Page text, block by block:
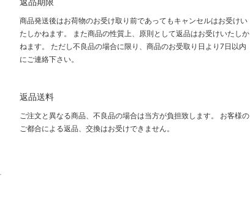
商品発送後はお荷物のお受け取り前であってもキャンセルはお受けい
たしかねます。 また商品の性質上、原則として返品はお受けいたしか
ねます。 ただし不良品の場合に限り、商品のお受取り日より7日以内
にご連絡下さい。
返品送料
ご注文と異なる商品、不良品の場合は当方が負担致します。 お客様の
ご都合による返品、交換はお受けできません。